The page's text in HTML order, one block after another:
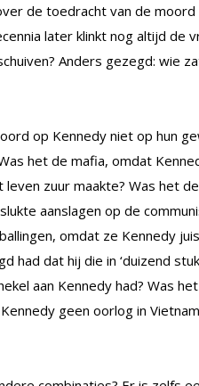
de toedracht van de
later klinkt nog altijd de
Anders gezegd: wie
op Kennedy niet op hun
het de mafia, omdat
zuur maakte? Was het
aanslagen op de
omdat ze Kennedy
had dat hij die in ‘duizend
aan Kennedy had? Was
geen oorlog in